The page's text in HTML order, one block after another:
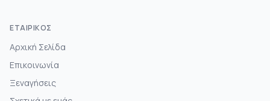
ΕΤΑΙΡΙΚΌΣ
Αρχική Σελίδα
Επικοινωνία
Ξεναγήσεις